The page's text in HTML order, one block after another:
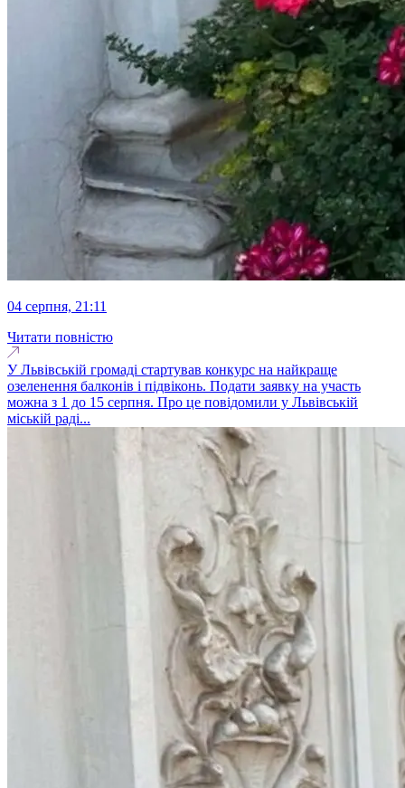
04 серпня, 21:11
Читати повністю
У Львівській громаді стартував конкурс на найкраще
озеленення балконів і підвіконь. Подати заявку на участь
можна з 1 до 15 серпня. Про це повідомили у Львівській
міській раді...